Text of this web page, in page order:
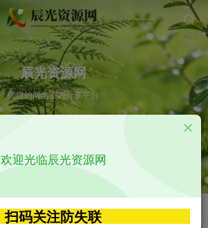
辰光资源网
优质的网络资源分享平台
APP源码
欢迎光临辰光资源网
扫码关注防失联